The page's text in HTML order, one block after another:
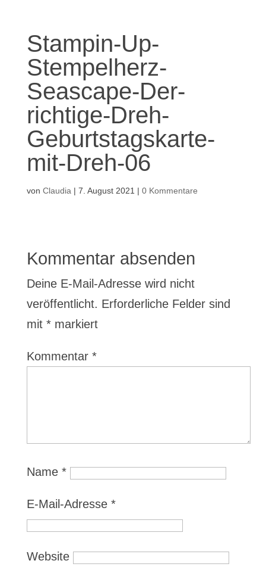
Stampin-Up-
Stempelherz-
Seascape-Der-
richtige-Dreh-
Geburtstagskarte-
mit-Dreh-06
von Claudia | 7. August 2021 | 0 Kommentare
Kommentar absenden
Deine E-Mail-Adresse wird nicht
veröffentlicht. Erforderliche Felder sind
mit *markiert
Kommentar *
Name *
E-Mail-Adresse *
Website